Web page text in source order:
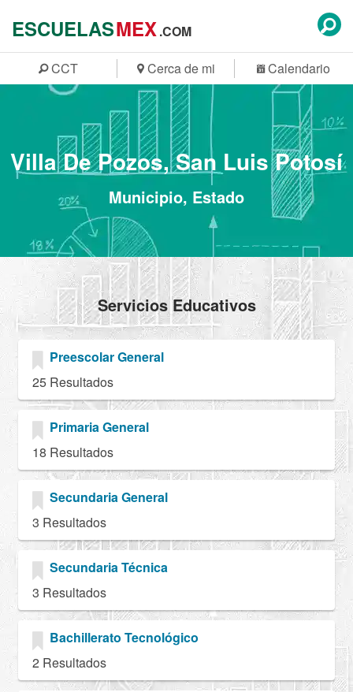
ESCUELASMEX.COM
CCT Cerca de mi Calendario
Villa De Pozos, San Luis Potosí
Municipio, Estado
Servicios Educativos
Preescolar General
25 Resultados
Primaria General
18 Resultados
Secundaria General
3 Resultados
Secundaria Técnica
3 Resultados
Bachillerato Tecnológico
2 Resultados